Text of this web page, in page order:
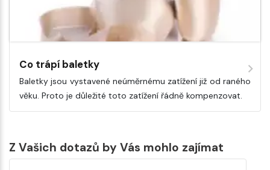
Co trápí baletky
Baletky jsou vystavené neúměrnému zatížení již od raného
věku. Proto je důležité toto zatížení řádně kompenzovat.
Z Vašich dotazů by Vás mohlo zajímat